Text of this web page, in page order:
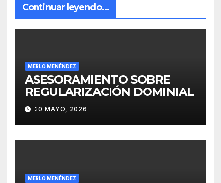
Continuar leyendo...
MERLO MENÉNDEZ
ASESORAMIENTO SOBRE
REGULARIZACIÓN DOMINIAL
30 MAYO, 2026
MERLO MENÉNDEZ